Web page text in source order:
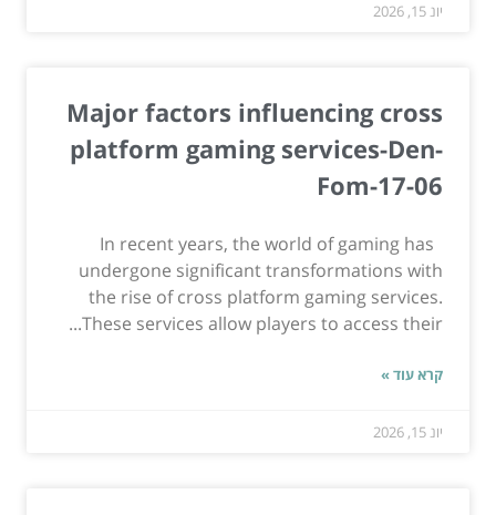
יונ 15, 2026
Major factors influencing cross
platform gaming services-Den-
Fom-17-06
In recent years, the world of gaming has
undergone significant transformations with
the rise of cross platform gaming services.
These services allow players to access their...
קרא עוד »
יונ 15, 2026